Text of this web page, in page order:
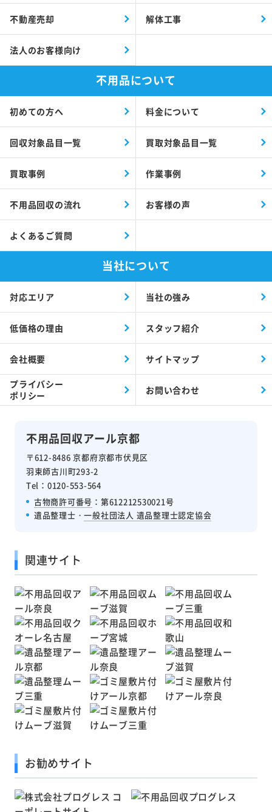
不用品回収アール京都
〒612-8486 京都府京都市伏見区
羽束師古川町293-2
Tel：0120-553-564
古物商許可番号 ：第612212530021号
遺品整理士・一般社団法人 遺品整理士認定協会
不動産売却 解体工事
法人のお客様向け
不用品について
初めての方へ 料金について
回収対象品目一覧 買取対象品目一覧
買取事例 作業事例
不用品回収の流れ お客様の声
よくあるご質問
当社について
対応エリア 当社の強み
低価格の理由 スタッフ紹介
会社概要 サイトマップ
プライバシー
ポリシー
お問い合わせ
関連サイト
お勧めサイト